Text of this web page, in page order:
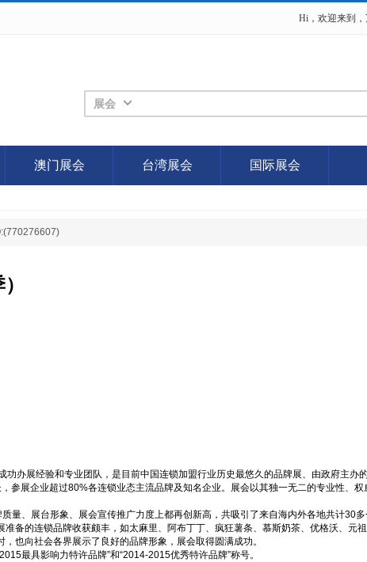
Hi，欢迎来到，
展会
澳门展会 台湾展会 国际展会
办展经验和专业团队，是目前中国连锁加盟行业历史最悠久的品牌展、由政府主
展企业超过80%各连锁业态主流品牌及知名企业。展会以其独一无二的专业性、权
量、展台形象、展会宣传推广力度上都再创新高，共吸引了来自海内外各地共计30
备的连锁品牌收获颇丰，如太麻里、阿布丁丁、疯狂薯条、慕斯奶茶、优格沃、元
也向社会各界展示了良好的品牌形象，展会取得圆满成功。
最具影响力特许品牌”和“2014-2015优秀特许品牌”称号。